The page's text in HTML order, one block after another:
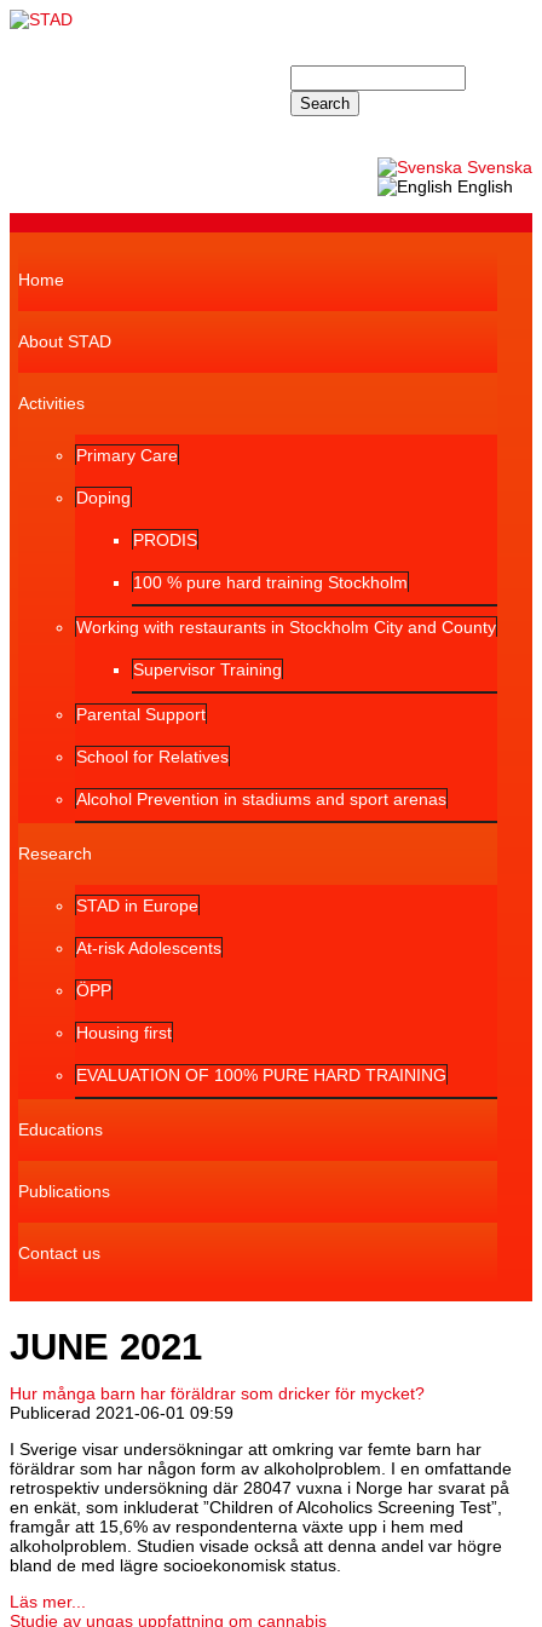
Skip to main content
Search form
Svenska
English
Superfish navbar
Home
About STAD
Activities
Primary Care
Doping
PRODIS
100 % pure hard training Stockholm
Working with restaurants in Stockholm City and County
Supervisor Training
Parental Support
School for Relatives
Alcohol Prevention in stadiums and sport arenas
Research
STAD in Europe
At-risk Adolescents
ÖPP
Housing first
EVALUATION OF 100% PURE HARD TRAINING
Educations
Publications
Contact us
JUNE 2021
Hur många barn har föräldrar som dricker för mycket?
Publicerad 2021-06-01 09:59
I Sverige visar undersökningar att omkring var femte barn har
föräldrar som har någon form av alkoholproblem. I en omfattande
retrospektiv undersökning där 28047 vuxna i Norge har svarat på
en enkät, som inkluderat ”Children of Alcoholics Screening Test”,
framgår att 15,6% av respondenterna växte upp i hem med
alkoholproblem. Studien visade också att denna andel var högre
bland de med lägre socioekonomisk status.
Läs mer...
Studie av ungas uppfattning om cannabis